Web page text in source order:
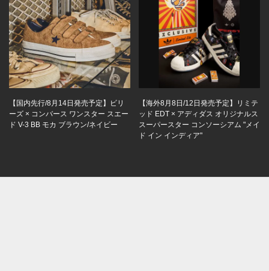
【国内先行/8月14日発売予定】ビリ
ーズ × コンバース ワンスター スエー
ド V-3 BB モカ ブラウン/ネイビー
【海外8月8日/12日発売予定】リミテ
ッド EDT × アディダス オリジナルス
スーパースター コンソーシアム "メイ
ド イン インディア"